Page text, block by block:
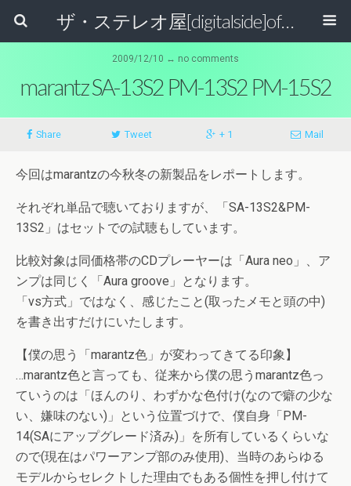
ザ・ステレオ屋[digitalside]official blog.
2009/12/10 ↔ no comments
marantz SA-13S2 PM-13S2 PM-15S2
Share Tweet + 1 Mail
今回はmarantzの今秋冬の新製品をレポートします。
それぞれ単品で聴いておりますが、「SA-13S2&PM-
13S2」はセットでの試聴もしています。
比較対象は同価格帯のCDプレーヤーは「Aura neo」、ア
ンプは同じく「Aura groove」となります。
「vs方式」ではなく、感じたこと(取ったメモと頭の中)
を書き出すだけにいたします。
【僕の思う「marantz色」が変わってきてる印象】
…marantz色と言っても、従来から僕の思うmarantz色っ
ていうのは「ほんのり、わずかな色付け(なので癖の少な
い、嫌味のない)」という位置づけで、僕自身「PM-
14(SAにアップグレード済み)」を所有しているくらいな
ので(現在はパワーアンプ部のみ使用)、当時のあらゆる
モデルからセレクトした理由でもある個性を押し付けて